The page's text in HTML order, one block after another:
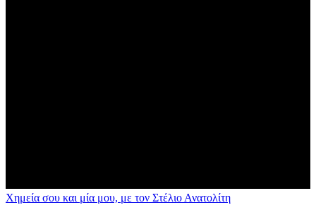
Χημεία σου και μία μου, με τον Στέλιο Ανατολίτη